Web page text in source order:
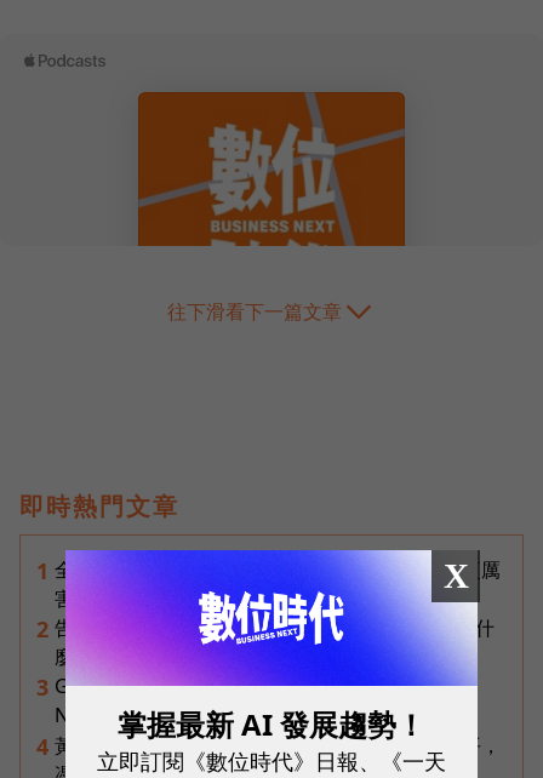
往下滑看下一篇文章
即時熱門文章
1 全台最大全聯首日業績破百萬，蔡篤昌：還會有更厲
害的大型店！為何把餐廳健身房都搬上樓？
2 告別「極速迷思」！Opensignal 國際評比揭密：什
麼才是 5G 時代的好網路？
3 Gemini完整教學地圖！37篇實測整理，
Notebooks、Spark、提示詞架構全打包
4 黃仁勳兆元宴永遠站最後一排！最低調的二代鄭平，
X
掌握最新 AI 發展趨勢！
立即訂閱《數位時代》日報、《一天